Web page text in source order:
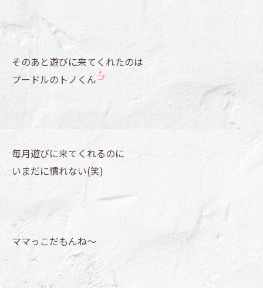
そのあと遊びに来てくれたのは
プードルのトノくん
毎月遊びに来てくれるのに
いまだに慣れない(笑)
ママっこだもんね～